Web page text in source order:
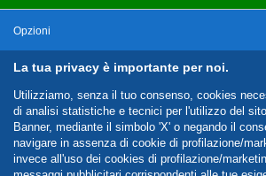
La tua privacy è importante per noi.
Utilizziamo, senza il tuo consenso, cookies
di analisi statistiche e tecnici per l'utilizzo del
Banner, mediante il simbolo 'X' o negando il
navigare in assenza di cookie di profilazione/
invece all'uso dei cookies di profilazione/
Opzioni
Nascondi Opzioni